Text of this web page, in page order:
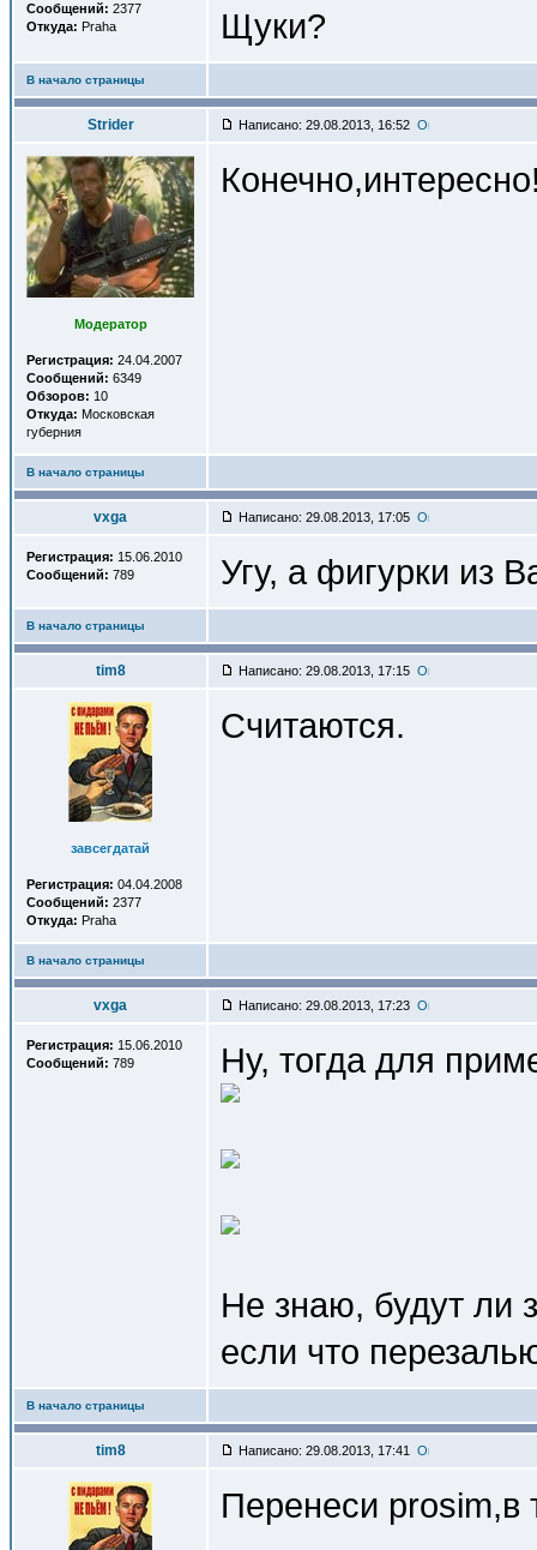
Сообщений: 2377
Откуда: Praha
Щуки?
В начало страницы
Strider Написано: 29.08.2013, 16:52
Модератор
Регистрация: 24.04.2007
Сообщений: 6349
Обзоров: 10
Откуда: Московская
губерния
В начало страницы
vxga Написано: 29.08.2013, 17:05
Регистрация: 15.06.2010
Сообщений: 789 Угу, а фигурки из
В начало страницы
tim8 Написано: 29.08.2013, 17:15
завсегдатай
Регистрация: 04.04.2008
Сообщений: 2377
Откуда: Praha
Считаются.
В начало страницы
vxga Написано: 29.08.2013, 17:23
Регистрация: 15.06.2010
Сообщений: 789 Ну, тогда для
Не знаю, будут ли
если что
В начало страницы
tim8 Написано: 29.08.2013, 17:41
Перенеси prosim,в